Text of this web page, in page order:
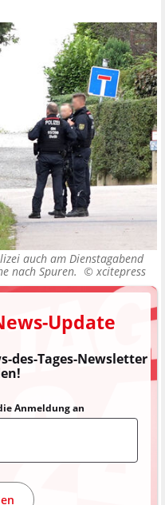
auch am Dienstagabend
nach Spuren. © xcitepress
Update
des-Tages-Newsletter
Anmeldung an